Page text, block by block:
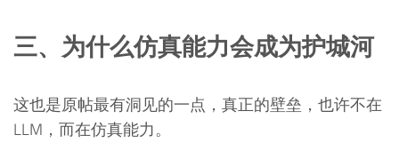
三、为什么仿真能力会成为护城河
这也是原帖最有洞见的一点，真正的壁垒，也许不在
LLM，而在仿真能力。